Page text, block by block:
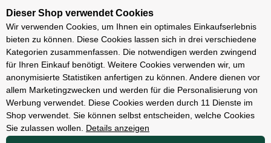
Unsere Filialen
Zubehör
Dieser Shop verwendet Cookies
Wir verwenden Cookies, um Ihnen ein optimales Einkaufserlebnis
bieten zu können. Diese Cookies lassen sich in drei verschiedene
Kategorien zusammenfassen. Die notwendigen werden zwingend
für Ihren Einkauf benötigt. Weitere Cookies verwenden wir, um
anonymisierte Statistiken anfertigen zu können. Andere dienen vor
allem Marketingzwecken und werden für die Personalisierung von
Werbung verwendet. Diese Cookies werden durch 11 Dienste im
Shop verwendet. Sie können selbst entscheiden, welche Cookies
Sie zulassen wollen.
Details anzeigen